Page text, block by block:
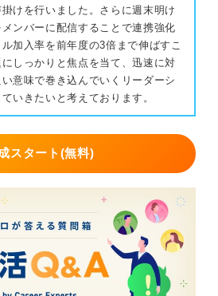
けを行いました。さらに週末明け
ンバーに配信することで連携強化
加入率を前年度の3倍まで伸ばすこ
しっかりと焦点を当て、迅速に対
意味で巻き込んでいくリーダーシ
いきたいと考えております。
スタート(無料)